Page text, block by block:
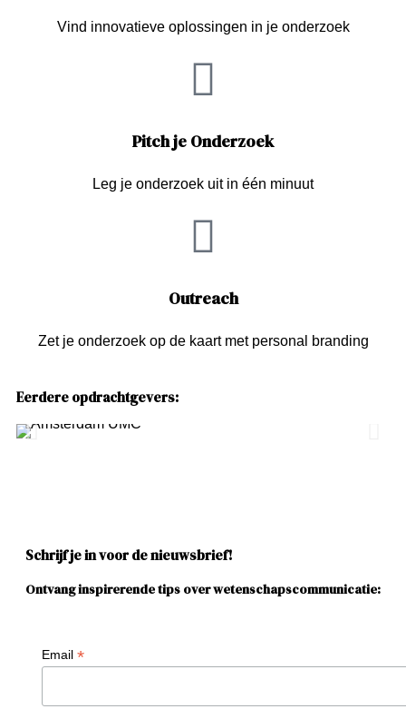
Vind innovatieve oplossingen in je onderzoek
Pitch je Onderzoek
Leg je onderzoek uit in één minuut
Outreach
Zet je onderzoek op de kaart met personal branding
Eerdere opdrachtgevers:
Schrijf je in voor de nieuwsbrief!
Ontvang inspirerende tips over wetenschapscommunicatie:
Email *